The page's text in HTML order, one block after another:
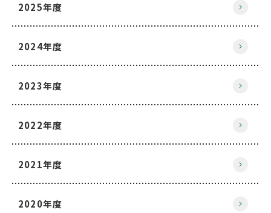
2025年度
2024年度
2023年度
2022年度
2021年度
2020年度